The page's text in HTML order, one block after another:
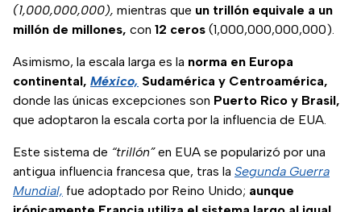
(1,000,000,000), mientras que un trillón equivale a un
millón de millones, con 12 ceros (1,000,000,000,000).
Asimismo, la escala larga es la norma en Europa
continental, México, Sudamérica y Centroamérica,
donde las únicas excepciones son Puerto Rico y Brasil,
que adoptaron la escala corta por la influencia de EUA.
Este sistema de “trillón”en EUA se popularizó por una
antigua influencia francesa que, tras la Segunda Guerra
Mundial, fue adoptado por Reino Unido; aunque